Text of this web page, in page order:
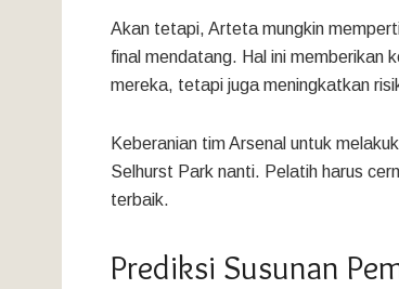
Akan tetapi, Arteta mungkin
final mendatang. Hal ini memberikan
mereka, tetapi juga meningkatkan
Keberanian tim Arsenal untuk
Selhurst Park nanti. Pelatih harus
terbaik.
Prediksi Susunan